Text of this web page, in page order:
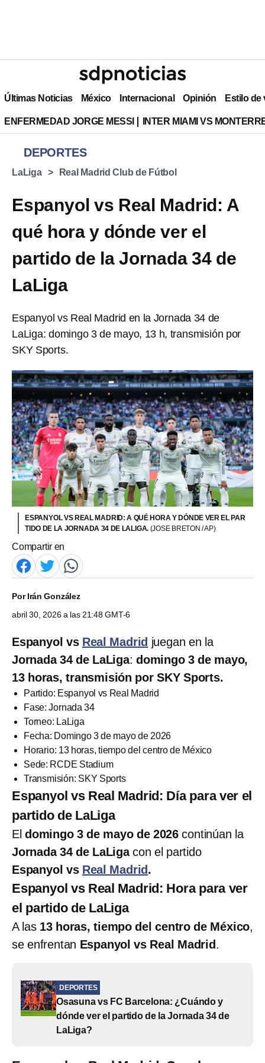
Últimas Noticias México Internacional Opinión Estilo de
ENFERMEDAD JORGE MESSI INTER MIAMI VS
DEPORTES
LaLiga Real Madrid Club de Fútbol
Espanyol vs Real Madrid: A
qué hora y dónde ver el
partido de la Jornada 34 de
LaLiga
Espanyol vs Real Madrid en la Jornada 34 de
LaLiga: domingo 3 de mayo, 13 h, transmisión por
SKY Sports.
ESPANYOL VS REAL MADRID: A QUÉ HORA Y DÓNDE VER EL PAR
TIDO DE LA JORNADA 34 DE LALIGA. (JOSE BRETON / AP)
Compartir en
PorIrán González
abril 30, 2026 a las 21:48 GMT-6
Espanyol vs Real Madrid juegan en la
Jornada 34 de LaLiga:domingo 3 de mayo,
13 horas, transmisión por SKY Sports.
Partido: Espanyol vs Real Madrid
Fase: Jornada 34
Torneo: LaLiga
Fecha: Domingo 3 de mayo de 2026
Horario: 13 horas, tiempo del centro de México
Sede: RCDE Stadium
Transmisión: SKY Sports
Espanyol vs Real Madrid: Día para ver el
partido de LaLiga
El domingo 3 de mayo de 2026 continúan la
Jornada 34 de LaLigacon el partido
Espanyol vs Real Madrid .
Espanyol vs Real Madrid: Hora para ver
el partido de LaLiga
A las 13 horas, tiempo del centro de México,
se enfrentan Espanyol vs Real Madrid .
DEPORTES
Osasuna vs FC Barcelona: ¿Cuándo y
dónde ver el partido de la Jornada 34 de
LaLiga?